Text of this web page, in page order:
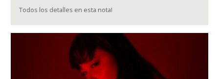
Todos los detalles en esta nota!